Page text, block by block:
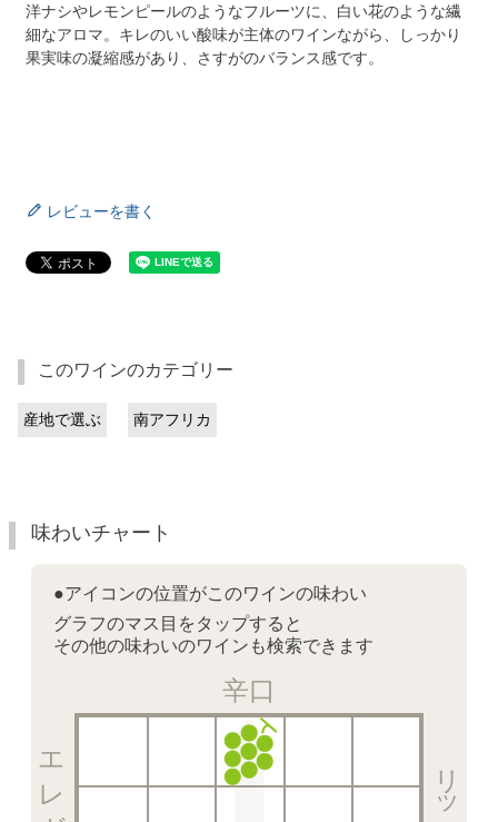
洋ナシやレモンピールのようなフルーツに、白い花のような繊
細なアロマ。キレのいい酸味が主体のワインながら、しっかり
果実味の凝縮感があり、さすがのバランス感です。
レビューを書く
このワインのカテゴリー
産地で選ぶ 南アフリカ
味わいチャート
●アイコンの位置がこのワインの味わい
グラフのマス目をタップすると
その他の味わいのワインも検索できます
辛口